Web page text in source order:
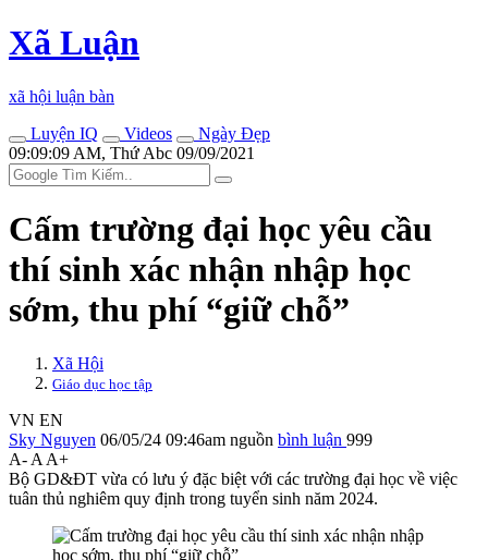
Xã Luận
xã hội luận bàn
Luyện IQ
Videos
Ngày Đẹp
09:09:09 AM, Thứ Abc 09/09/2021
Cấm trường đại học yêu cầu
thí sinh xác nhận nhập học
sớm, thu phí “giữ chỗ”
Xã Hội
Giáo dục học tập
VN EN
Sky Nguyen 06/05/24 09:46am nguồn bình luận 999
A- A A+
Bộ GD&ĐT vừa có lưu ý đặc biệt với các trường đại học về việc
tuân thủ nghiêm quy định trong tuyển sinh năm 2024.